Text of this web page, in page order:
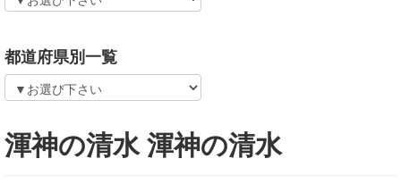
都道府県別一覧
渾神の清水 渾神の清水